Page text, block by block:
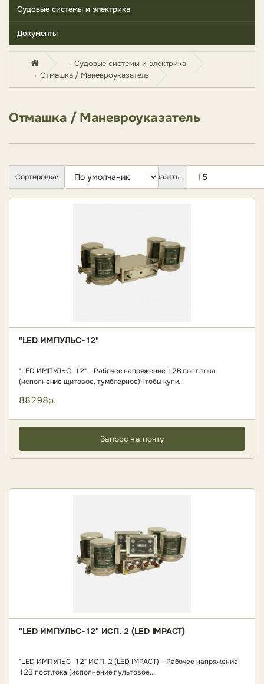
Судовые системы и электрика
Документы
Судовые системы и электрика
Отмашка / Маневроуказатель
Отмашка / Маневроуказатель
Сортировка: Показать:
"LED ИМПУЛЬС-12"
"LED ИМПУЛЬС-12" - Рабочее напряжение 12В пост.тока
(исполнение щитовое, тумблерное)Чтобы купи..
88298р.
Запрос на почту
"LED ИМПУЛЬС-12" ИСП. 2 (LED IMPACT)
"LED ИМПУЛЬС-12" ИСП. 2 (LED IMPACT) - Рабочее напряжение
12В пост.тока (исполнение пультовое..